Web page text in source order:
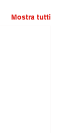
Mostra tutti